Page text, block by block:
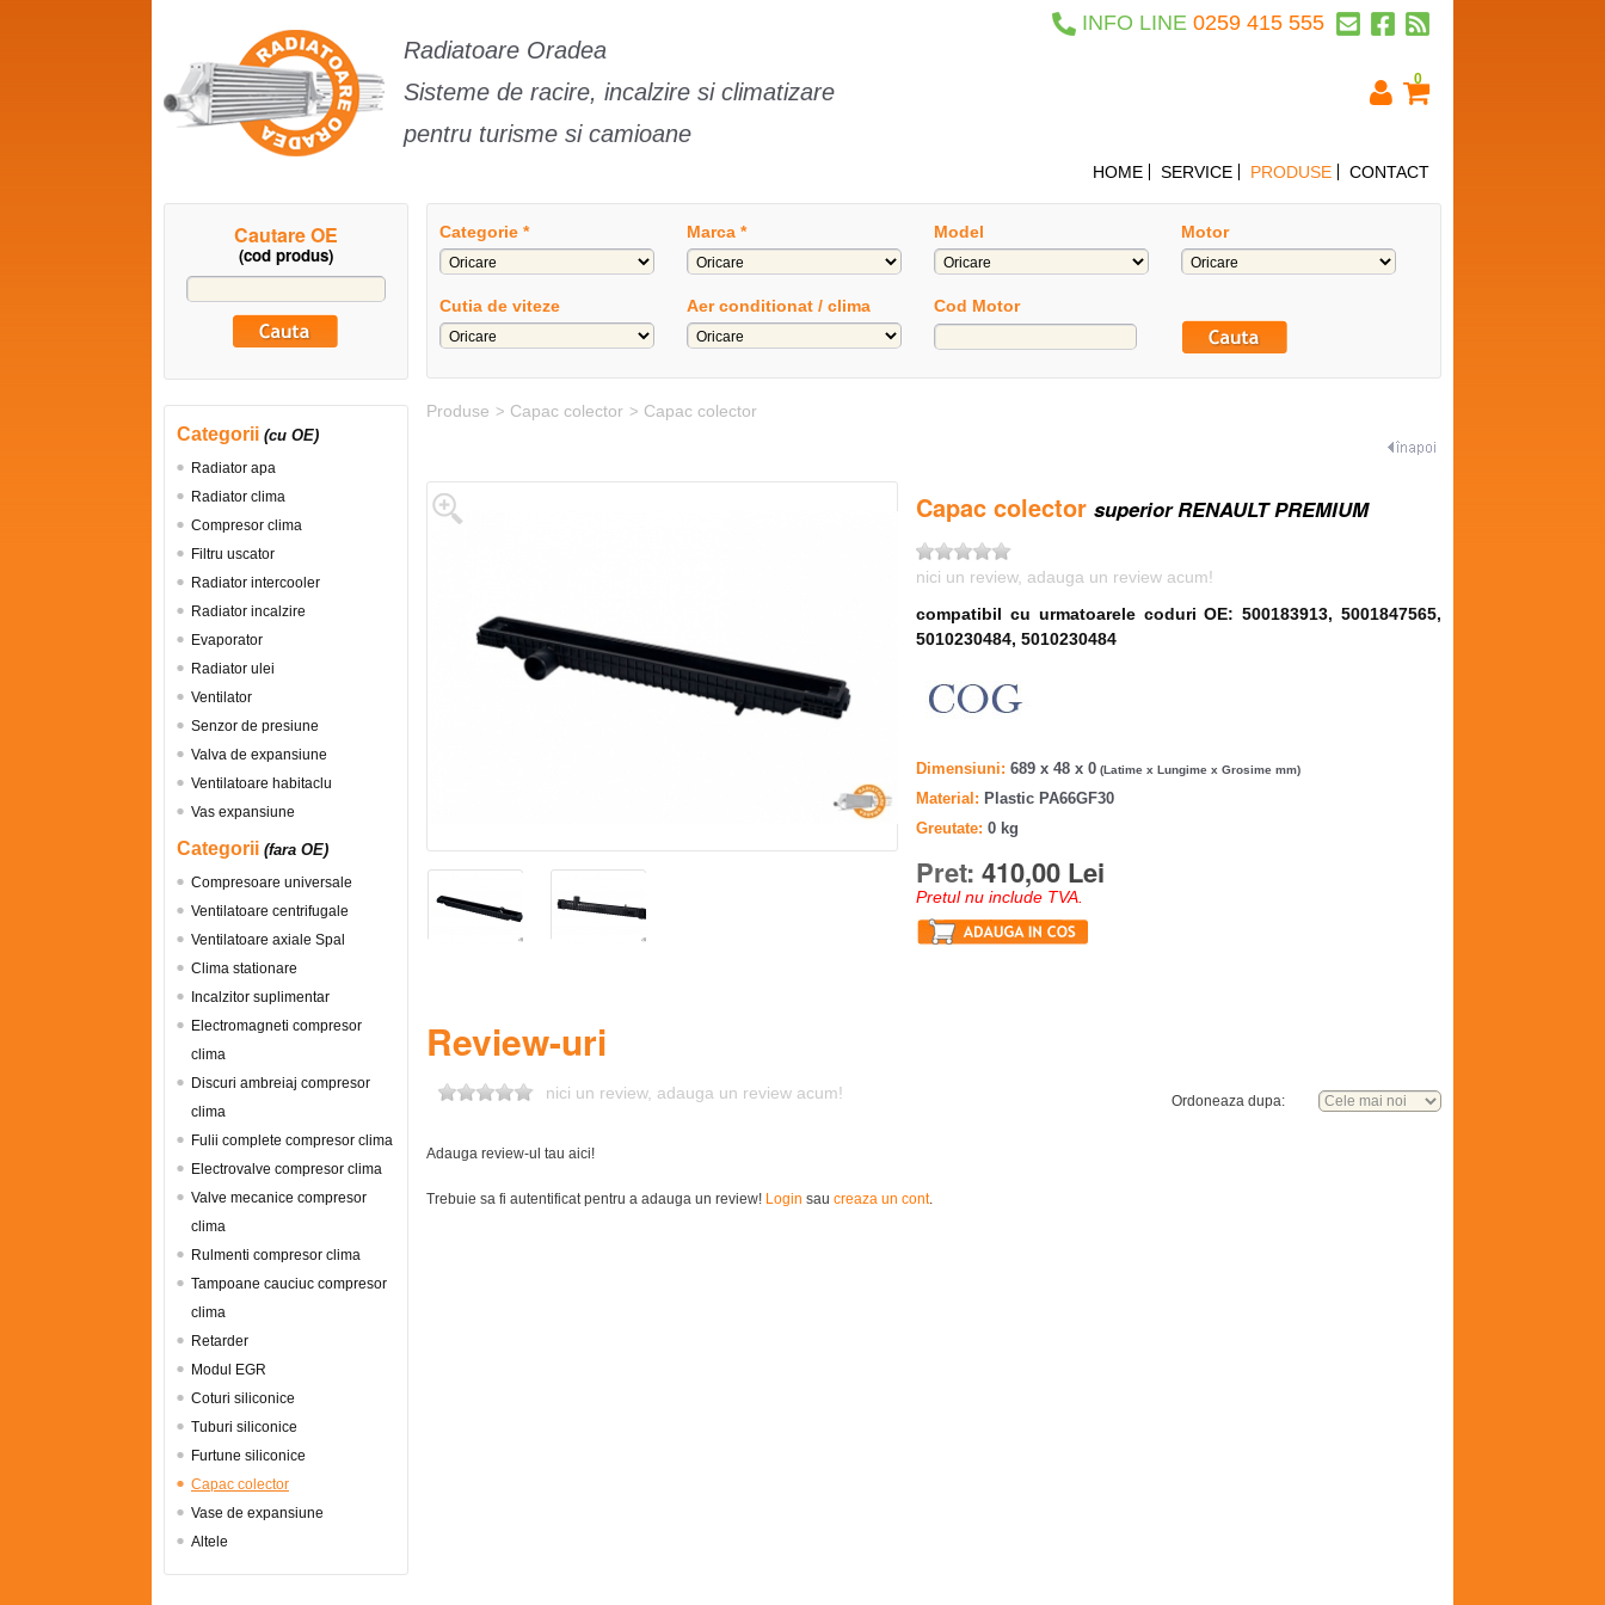
Radiatoare Oradea
Sisteme de racire, incalzire si climatizare
pentru turisme si camioane
0
HOME SERVICE PRODUSE CONTACT
Cautare OE
(cod produs)
Categorie * Marca * Model Motor
Cutia de viteze Aer conditionat / clima Cod Motor
Categorii (cu OE)
Radiator apa
Radiator clima
Compresor clima
Filtru uscator
Radiator intercooler
Radiator incalzire
Evaporator
Radiator ulei
Ventilator
Senzor de presiune
Valva de expansiune
Ventilatoare habitaclu
Vas expansiune
Categorii (fara OE)
Compresoare universale
Ventilatoare centrifugale
Ventilatoare axiale Spal
Clima stationare
Incalzitor suplimentar
Electromagneti compresor
clima
Discuri ambreiaj compresor
clima
Fulii complete compresor clima
Electrovalve compresor clima
Valve mecanice compresor
clima
Rulmenti compresor clima
Tampoane cauciuc compresor
clima
Retarder
Modul EGR
Coturi siliconice
Tuburi siliconice
Furtune siliconice
Capac colector
Vase de expansiune
Altele
Produse > Capac colector > Capac colector
Capac colectorsuperior RENAULT PREMIUM
nici un review, adauga un review acum!
compatibil cu urmatoarele coduri OE: 500183913, 5001847565,
5010230484, 5010230484
Dimensiuni 689 x 48 x 0 (Latime x Lungime x Grosime mm)
Material
Plastic PA66GF30
Greutate 0 kg
Pret:410,00 Lei
Pretul nu include TVA.
Review-uri
nici un review, adauga un review acum! Ordoneaza dupa:
Adauga review-ul tau aici!
Trebuie sa fi autentificat pentru a adauga un review! Login saucreaza un cont.
INFO LINE 0259 415 555